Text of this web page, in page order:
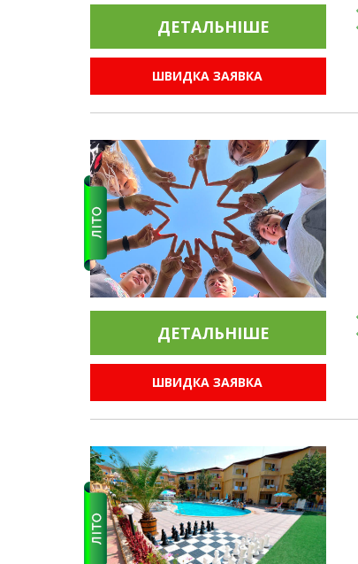
ДЕТАЛЬНIШЕ
ШВИДКА ЗАЯВКА
ДЕТАЛЬНIШЕ
ШВИДКА ЗАЯВКА